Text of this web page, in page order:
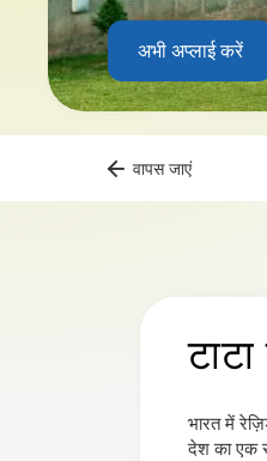
अभी अप्लाई करें
वापस जाएं
भारत में
देश का एक